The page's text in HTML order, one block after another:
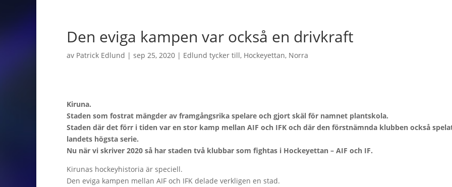
Den eviga kampen var också en drivkraft
av Patrick Edlund | sep 25, 2020 | Edlund tycker till, Hockeyettan, Norra
Kiruna.
Staden som fostrat mängder av framgångsrika spelare och gjort skäl för namnet plantskola.
Staden där det förr i tiden var en stor kamp mellan AIF och IFK och där den förstnämnda klubben också
landets högsta serie.
Nu när vi skriver 2020 så har staden två klubbar som fightas i Hockeyettan – AIF och IF.
Kirunas hockeyhistoria är speciell.
Den eviga kampen mellan AIF och IFK delade verkligen en stad.